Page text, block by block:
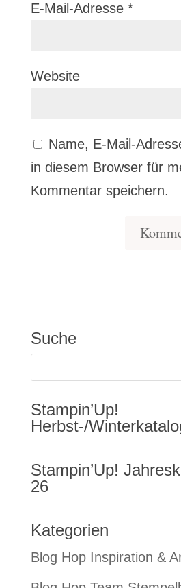
E-Mail-Adresse *
Website
Name, E-Mail-
in diesem Browser für
Kommentar speichern.
Suche
Stampin’Up!
Herbst-/
Stampin’Up!
26
Kategorien
Blog Hop Inspiration &